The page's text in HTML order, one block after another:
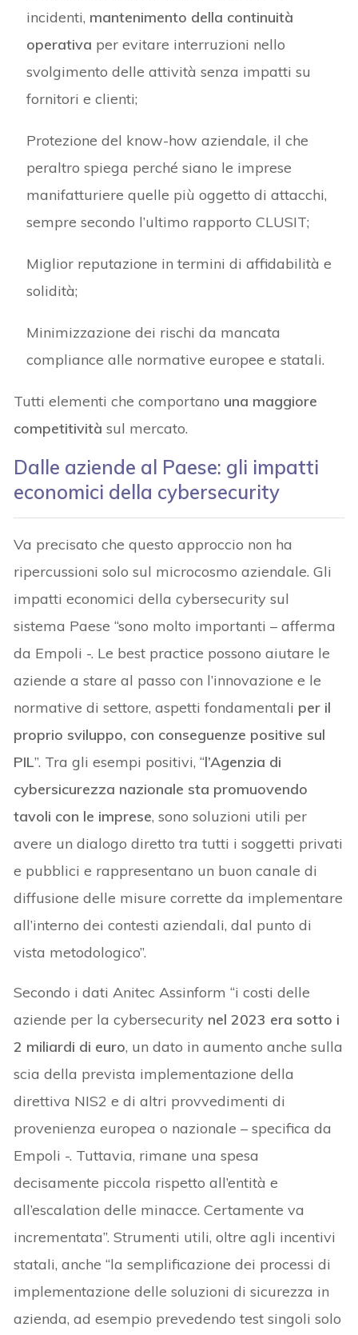
incidenti, mantenimento della continuità
operativa per evitare interruzioni nello
svolgimento delle attività senza impatti su
fornitori e clienti;
Protezione del know-how aziendale, il che
peraltro spiega perché siano le imprese
manifatturiere quelle più oggetto di attacchi,
sempre secondo l’ultimo rapporto CLUSIT;
Miglior reputazione in termini di affidabilità e
solidità;
Minimizzazione dei rischi da mancata
compliance alle normative europee e statali.
Tutti elementi che comportano una maggiore
competitivitàsul mercato.
Dalle aziende al Paese: gli impatti
economici della cybersecurity
Va precisato che questo approccio non ha
ripercussioni solo sul microcosmo aziendale. Gli
impatti economici della cybersecurity sul
sistema Paese “sono molto importanti – afferma
da Empoli -. Le best practice possono aiutare le
aziende a stare al passo con l’innovazione e le
normative di settore, aspetti fondamentali per il
proprio sviluppo, con conseguenze positive sul
PIL”. Tra gli esempi positivi, “l’Agenzia di
cybersicurezza nazionale sta promuovendo
tavoli con le imprese, sono soluzioni utili per
avere un dialogo diretto tra tutti i soggetti privati
e pubblici e rappresentano un buon canale di
diffusione delle misure corrette da implementare
all’interno dei contesti aziendali, dal punto di
vista metodologico”.
Secondo i dati Anitec Assinform “i costi delle
aziende per la cybersecurity nel 2023 era sotto i
2 miliardi di euro, un dato in aumento anche sulla
scia della prevista implementazione della
direttiva NIS2 e di altri provvedimenti di
provenienza europea o nazionale – specifica da
Empoli -. Tuttavia, rimane una spesa
decisamente piccola rispetto all’entità e
all’escalation delle minacce. Certamente va
incrementata”. Strumenti utili, oltre agli incentivi
statali, anche “la semplificazione dei processi di
implementazione delle soluzioni di sicurezza in
azienda, ad esempio prevedendo test singoli solo